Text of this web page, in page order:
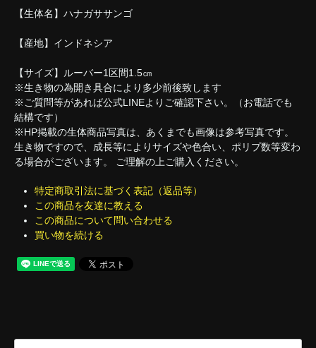
【生体名】ハナガササンゴ
【産地】インドネシア
【サイズ】ルーバー1区間1.5㎝
※生き物の為開き具合により多少前後致します
※ご質問等があれば公式LINEよりご確認下さい。（お電話でも
結構です）
※HP掲載の生体商品写真は、あくまでも画像は参考写真です。
生き物ですので、成長等によりサイズや色合い、ポリプ数等変わ
る場合がございます。 ご理解の上ご購入ください。
特定商取引法に基づく表記（返品等）
この商品を友達に教える
この商品について問い合わせる
買い物を続ける